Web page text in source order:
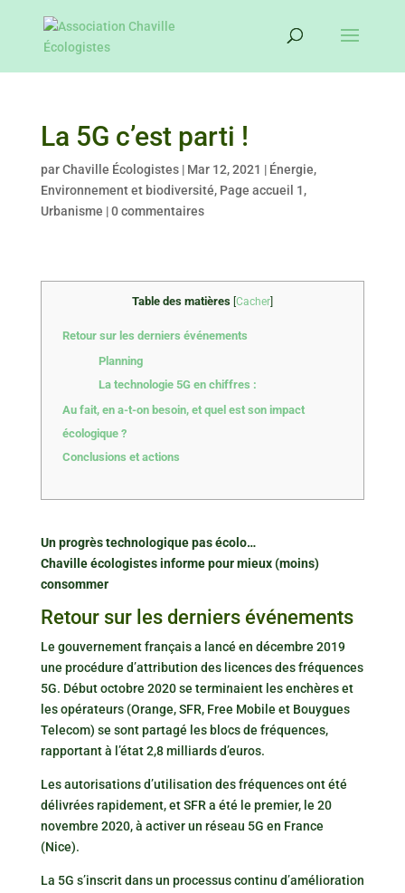
La 5G c’est parti !
parChaville Écologistes| Mar 12, 2021 | Énergie,
Environnement et biodiversité, Page accueil 1,
Urbanisme |0 commentaires
Table des matières Cacher]
Retour sur les derniers événements
Planning
La technologie 5G en chiffres :
Au fait, en a-t-on besoin, et quel est son impact
écologique ?
Conclusions et actions
Un progrès technologique pas écolo…
Chaville écologistes informe pour mieux (moins)
consommer
Retour sur les derniers événements
Le gouvernement français a lancé en décembre 2019
une procédure d’attribution des licences des fréquences
5G. Début octobre 2020 se terminaient les enchères et
les opérateurs (Orange, SFR, Free Mobile et Bouygues
Telecom) se sont partagé les blocs de fréquences,
rapportant à l’état 2,8 milliards d’euros.
Les autorisations d’utilisation des fréquences ont été
délivrées rapidement, et SFR a été le premier, le 20
novembre 2020, à activer un réseau 5G en France
(Nice).
La 5G s’inscrit dans un processus continu d’amélioration